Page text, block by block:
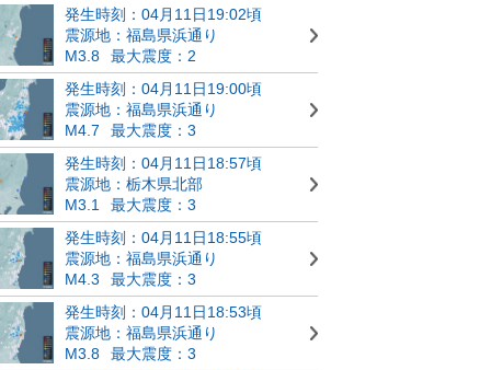
発生時刻：04月11日19:02頃
震源地：福島県浜通り
M3.8
最大震度：2
発生時刻：04月11日19:00頃
震源地：福島県浜通り
M4.7
最大震度：3
発生時刻：04月11日18:57頃
震源地：栃木県北部
M3.1
最大震度：3
発生時刻：04月11日18:55頃
震源地：福島県浜通り
M4.3
最大震度：3
発生時刻：04月11日18:53頃
震源地：福島県浜通り
M3.8
最大震度：3